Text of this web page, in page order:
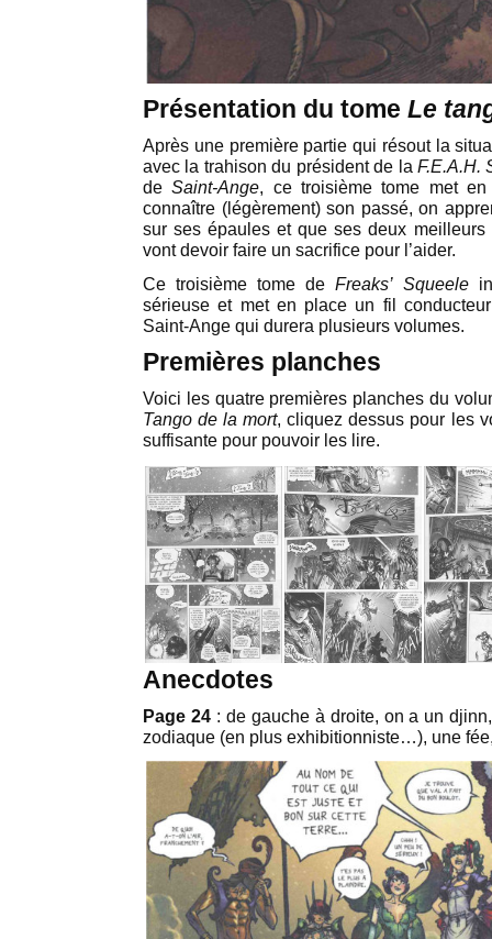
Présentation du tome Le
Après une première partie qui résout la
avec la trahison du président de la F.E.A.H.
deSaint-Ange, ce troisième tome met
connaître (légèrement) son passé, on
sur ses épaules et que ses deux
vont devoir faire un sacrifice pour l’aider.
Ce troisième tome deFreaks’ Squeele
sérieuse et met en place un fil
Saint-Ange qui durera plusieurs volumes.
Premières planches
Voici les quatre premières planches du
Tango de la mort, cliquez dessus pour les
suffisante pour pouvoir les lire.
Anecdotes
Page 24: de gauche à droite, on a un
zodiaque (en plus exhibitionniste…), une